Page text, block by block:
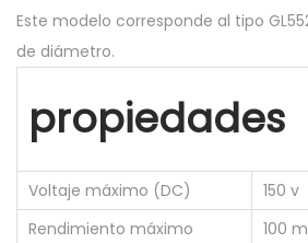
L
5
5
2
8
T
i
p
Este modelo corresponde al tipo
de diámetro.
propiedades
Voltaje máximo (DC)
150 v
Rendimiento máximo
100